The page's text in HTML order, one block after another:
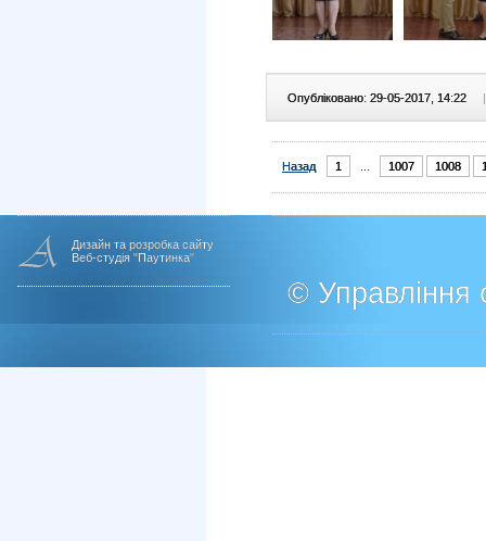
Опубліковано: 29-05-2017, 14:22
Назад 1 ... 1007 1008
Дизайн та розробка сайту
Веб-студія "Паутинка"
© Управління